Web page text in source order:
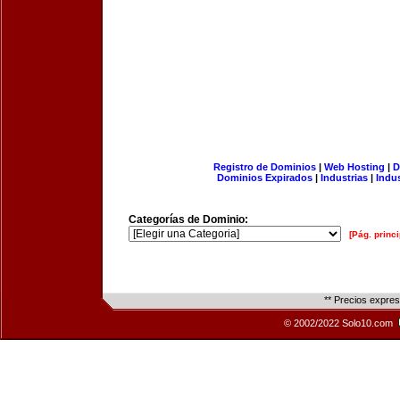
Registro de Dominios| Web Hosting |
Dominios Expirados | Industrias |
Categorías de Dominio:
[Pág.
** Precios
© 2002/2022 Solo10.com